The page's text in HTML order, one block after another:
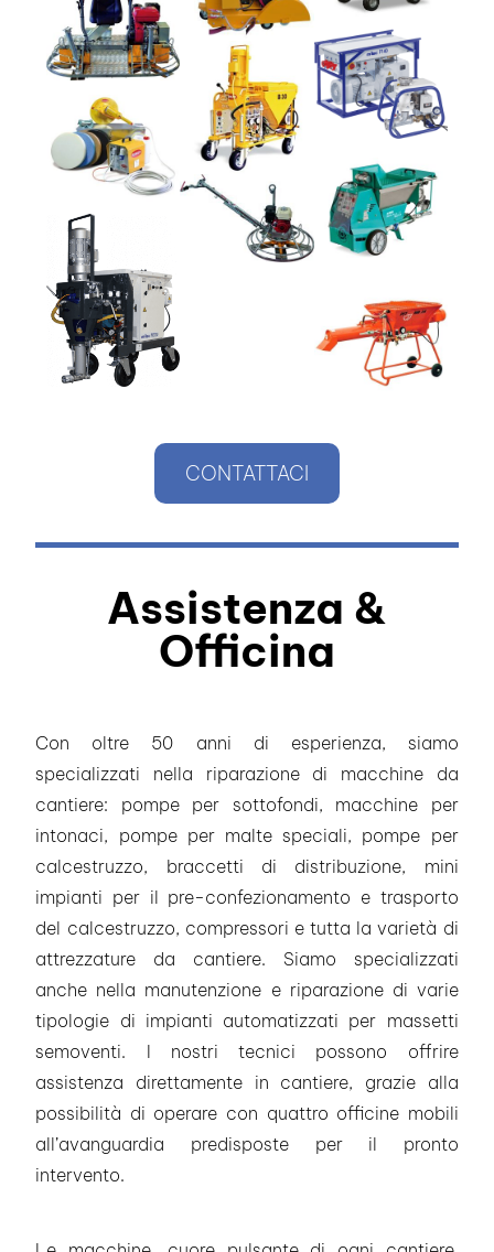
CONTATTACI
Assistenza &
Officina
Con oltre 50 anni di esperienza, siamo
specializzati nella riparazione di macchine da
cantiere: pompe per sottofondi, macchine per
intonaci, pompe per malte speciali, pompe per
calcestruzzo, braccetti di distribuzione, mini
impianti per il pre-confezionamento e trasporto
del calcestruzzo, compressori e tutta la varietà di
attrezzature da cantiere. Siamo specializzati
anche nella manutenzione e riparazione di varie
tipologie di impianti automatizzati per massetti
semoventi. I nostri tecnici possono offrire
assistenza direttamente in cantiere, grazie alla
possibilità di operare con quattro officine mobili
all’avanguardia predisposte per il pronto
intervento.